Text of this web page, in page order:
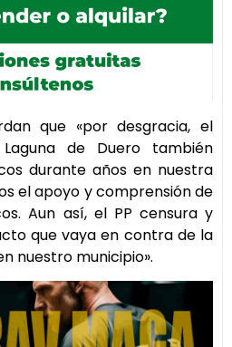
que «por desgracia, el
de Duero también
durante años en nuestra
el apoyo y comprensión de
Aun así, el PP censura y
que vaya en contra de la
nuestro municipio».